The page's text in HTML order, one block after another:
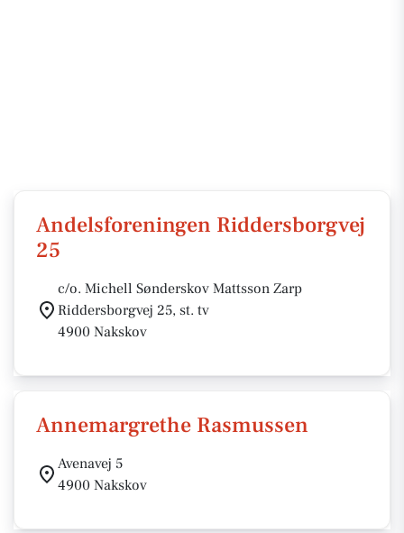
Andelsforeningen Riddersborgvej
25
c/o. Michell Sønderskov Mattsson Zarp
Riddersborgvej 25, st. tv
4900 Nakskov
Annemargrethe Rasmussen
Avenavej 5
4900 Nakskov